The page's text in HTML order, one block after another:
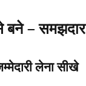
बने –
लेना सीखे